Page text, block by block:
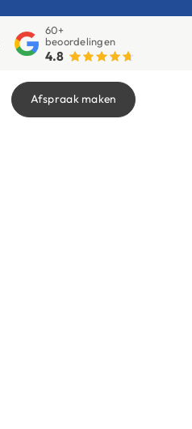
60+
beoordelingen
4.8
Afspraak maken